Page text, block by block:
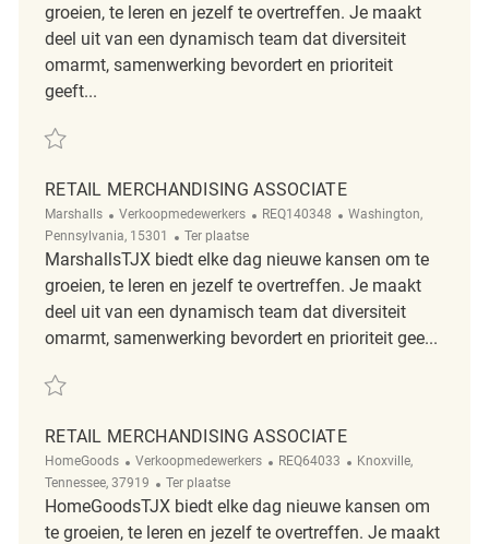
groeien, te leren en jezelf te overtreffen. Je maakt
deel uit van een dynamisch team dat diversiteit
omarmt, samenwerking bevordert en prioriteit
geeft...
Redden Retail Merchandising Associate REQ134614
RETAIL MERCHANDISING ASSOCIATE
Marshalls Categorie
Verkoopmedewerkers ReqId
REQ140348 Plaats
Washington,
Pennsylvania, 15301
Afgelegen
Ter plaatse
MarshallsTJX biedt elke dag nieuwe kansen om te
groeien, te leren en jezelf te overtreffen. Je maakt
deel uit van een dynamisch team dat diversiteit
omarmt, samenwerking bevordert en prioriteit gee...
Redden Retail Merchandising Associate REQ140348
RETAIL MERCHANDISING ASSOCIATE
HomeGoods Categorie
Verkoopmedewerkers ReqId
REQ64033 Plaats
Knoxville,
Tennessee, 37919
Afgelegen
Ter plaatse
HomeGoodsTJX biedt elke dag nieuwe kansen om
te groeien, te leren en jezelf te overtreffen. Je maakt